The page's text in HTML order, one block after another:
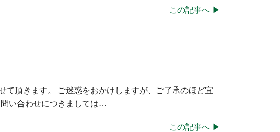
この記事へ ▶
頂きます。 ご迷惑をおかけしますが、ご了承のほど宜
い合わせにつきましては…
この記事へ ▶